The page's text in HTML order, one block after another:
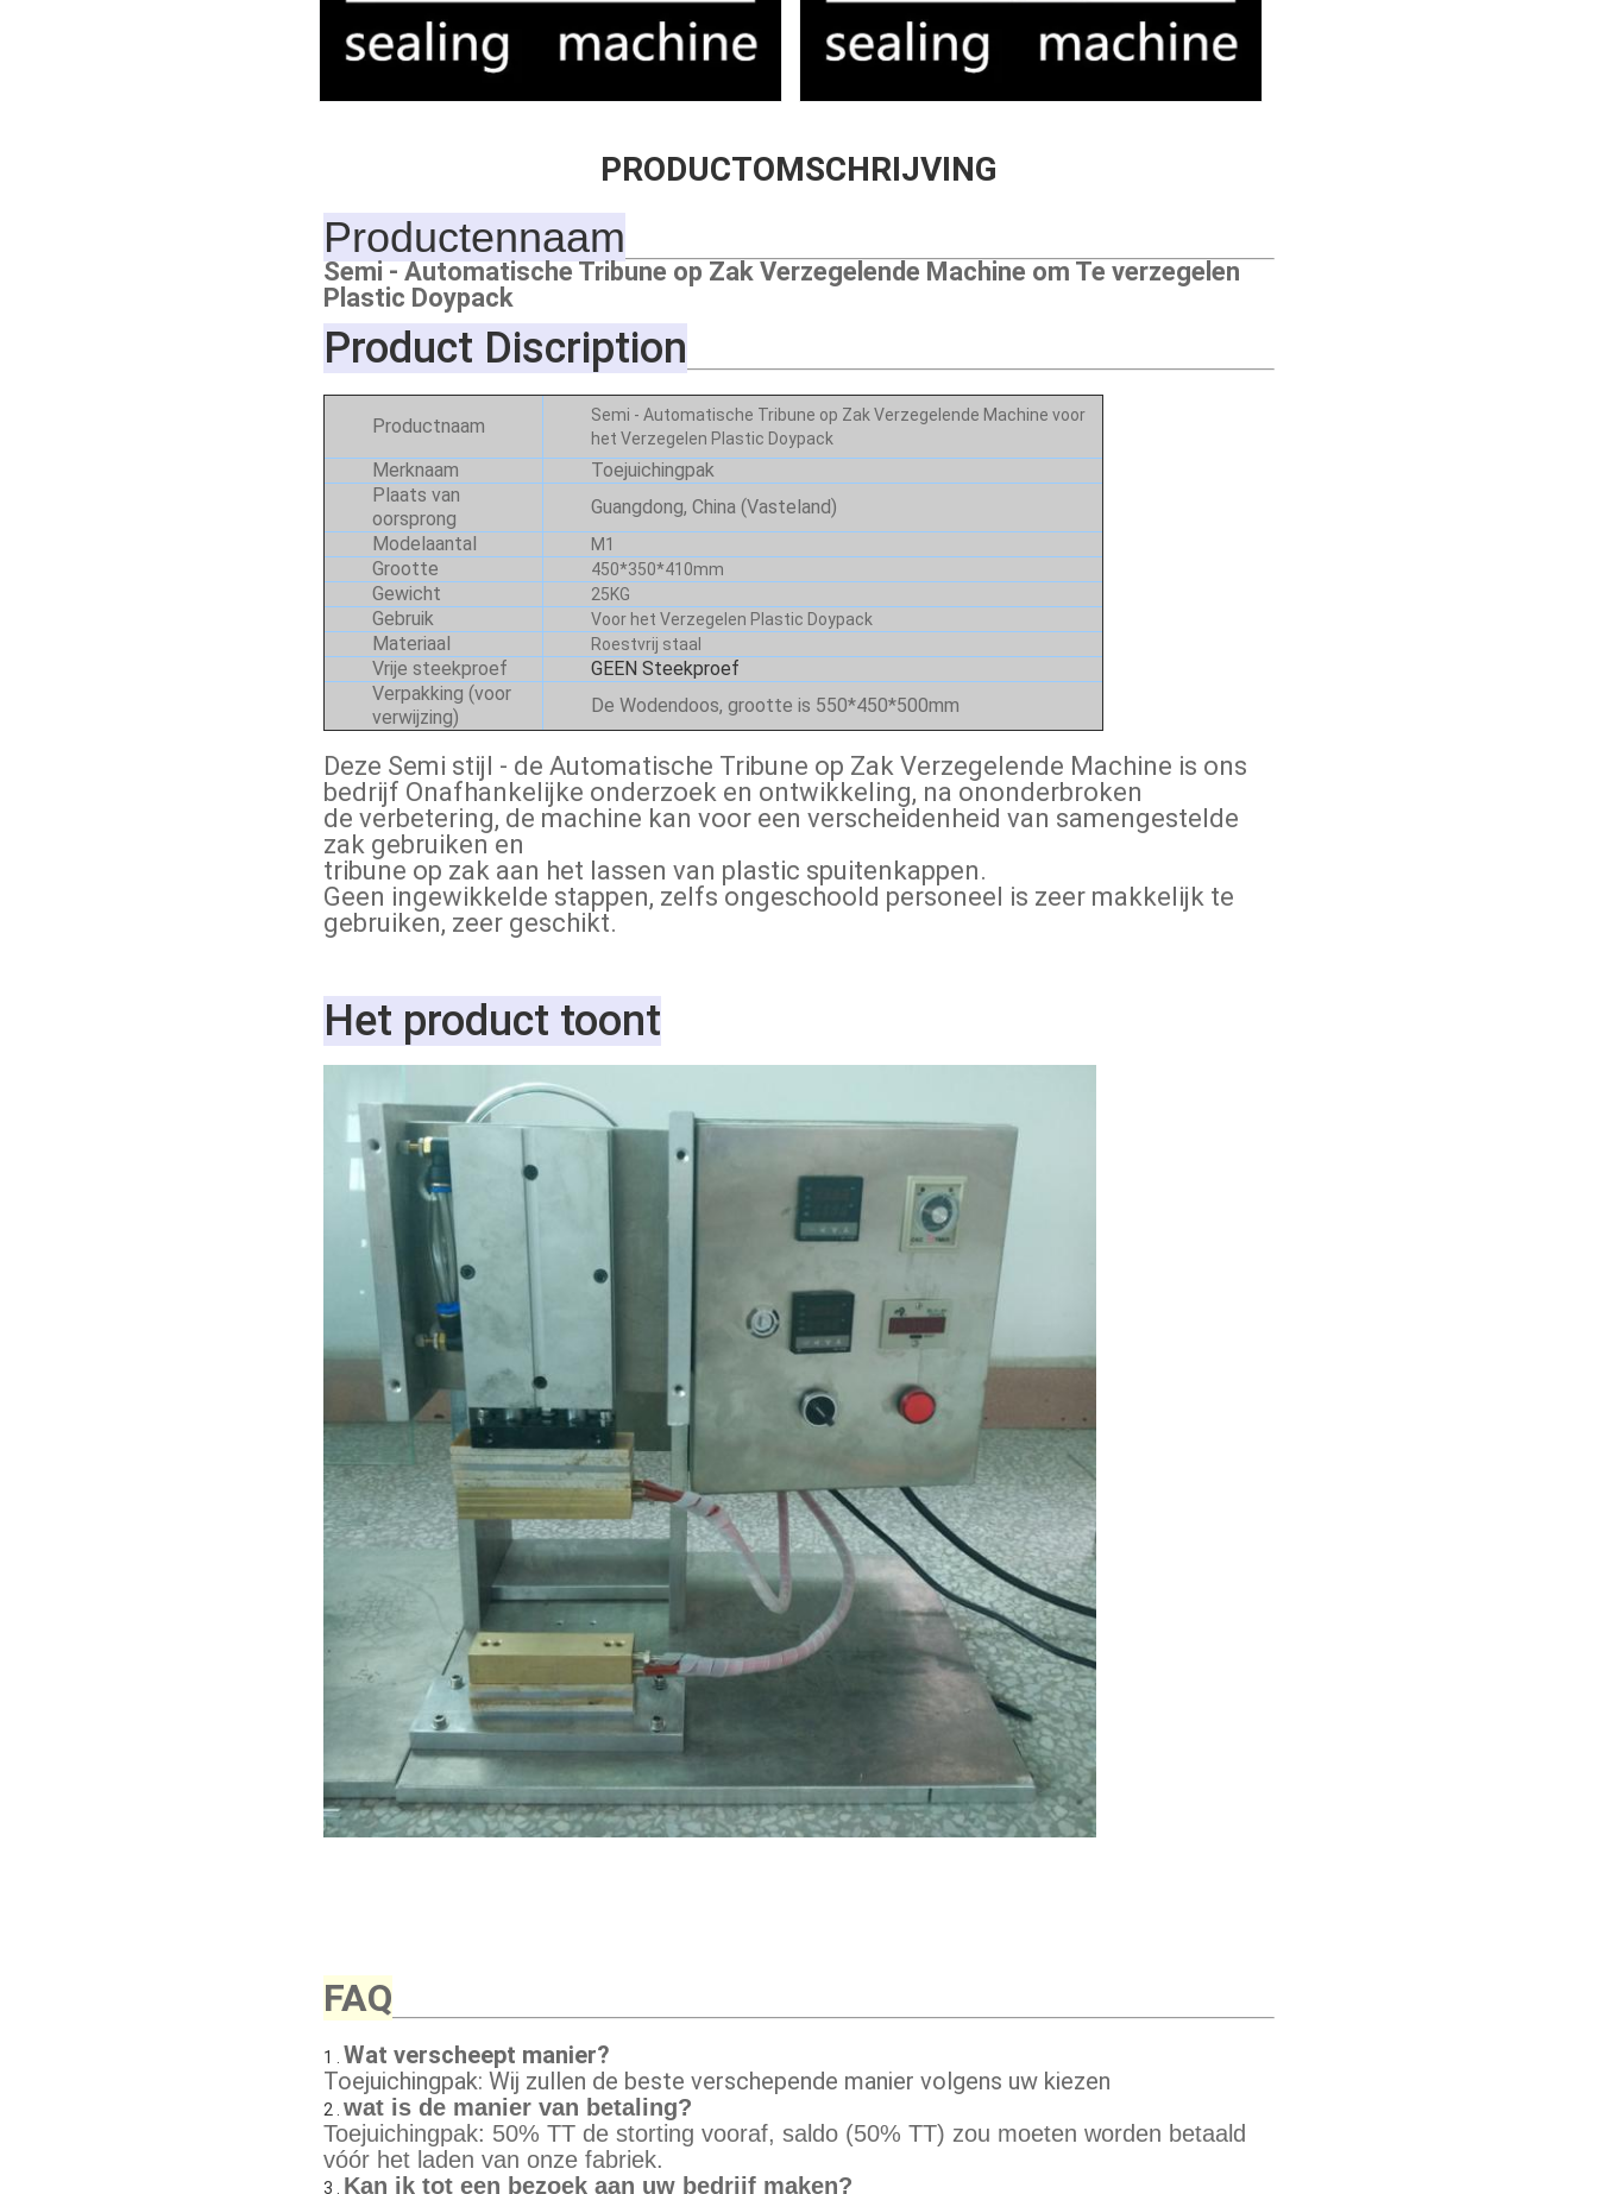
PRODUCTOMSCHRIJVING
Productennaam
Semi - Automatische Tribune op Zak Verzegelende Machine om Te verzegelen
Plastic Doypack
Product Discription
Productnaam
Semi - Automatische Tribune op Zak Verzegelende Machine voor
het Verzegelen Plastic Doypack
Merknaam
Toejuichingpak
Plaats van
oorsprong
Guangdong, China (Vasteland)
Modelaantal
M1
Grootte 450*350*410mm
Gewicht 25KG
Gebruik Voor het Verzegelen Plastic Doypack
Materiaal Roestvrij staal
Vrije steekproef
GEEN Steekproef
Verpakking (voor
verwijzing)
De Wodendoos, grootte is 550*450*500mm
Deze Semi stijl - de Automatische Tribune op Zak Verzegelende Machine is ons
bedrijf Onafhankelijke onderzoek en ontwikkeling, na ononderbroken
de verbetering, de machine kan voor een verscheidenheid van samengestelde
zak gebruiken en
tribune op zak aan het lassen van plastic spuitenkappen.
Geen ingewikkelde stappen, zelfs ongeschoold personeel is zeer makkelijk te
gebruiken, zeer geschikt.
Het product toont
FAQ
1 . Wat verscheept manier?
Toejuichingpak: Wij zullen de beste verschepende manier volgens uw kiezen
2 . wat is de manier van betaling?
Toejuichingpak: 50% TT de storting vooraf, saldo (50% TT) zou moeten worden betaald
vóór het laden van onze fabriek.
3 . Kan ik tot een bezoek aan uw bedrijf maken?